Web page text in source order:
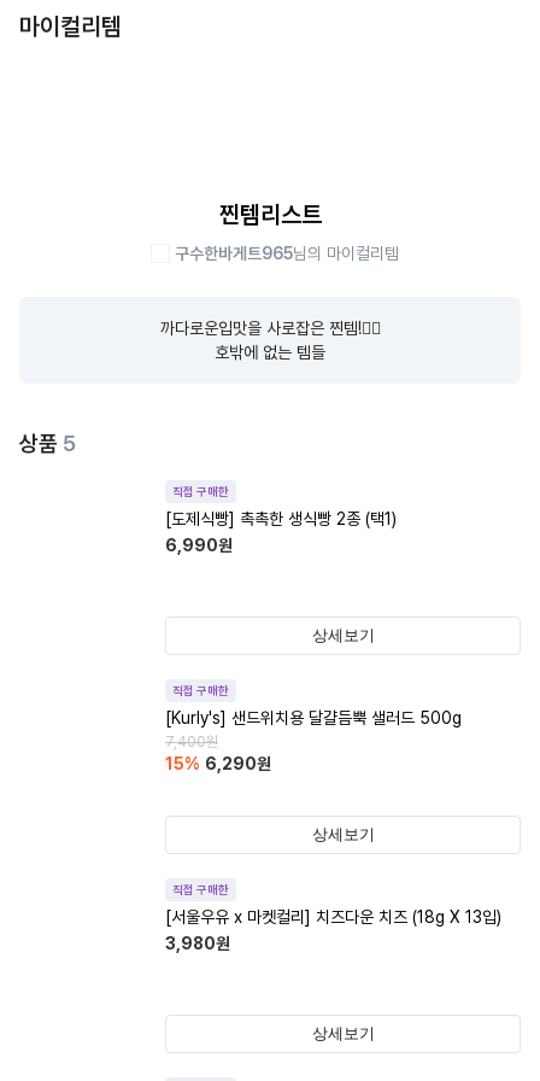
마이컬리템
찐템리스트
구수한바게트965님의 마이컬리템
까다로운입맛을 사로잡은 찐템!👍🏻
호밖에 없는 템들
상품 5
직접 구매한
[도제식빵] 촉촉한 생식빵 2종 (택1)
6,990원
상세보기
직접 구매한
[Kurly's] 샌드위치용 달걀듬뿍 샐러드 500g
7,400원
15% 6,290원
상세보기
직접 구매한
[서울우유 x 마켓컬리] 치즈다운 치즈 (18g X 13입)
3,980원
상세보기